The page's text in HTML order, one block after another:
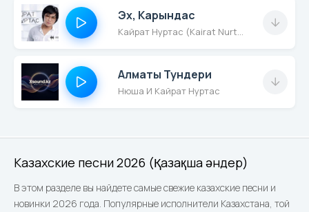
Казахские песни 2026 (Қазақша әндер)
В этом разделе вы найдете самые свежие казахские песни и
новинки 2026 года. Популярные исполнители Казахстана, той
Эх, Карындас
Кайрат Нуртас (Kairat Nurtas)
Алматы Тундери
Нюша И Кайрат Нуртас